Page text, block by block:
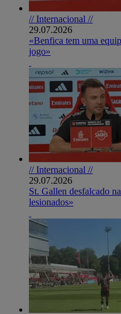
// Internacional //
29.07.2026
«Benfica tem uma
jogo»
// Internacional //
29.07.2026
St. Gallen desfalcado
lesionados»